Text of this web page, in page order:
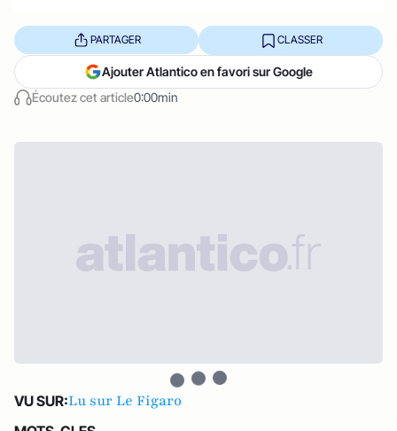
Écoutez cet article0:00min
PARTAGER CLASSER
Ajouter Atlantico en favori sur Google
VU SUR:Lu sur Le Figaro